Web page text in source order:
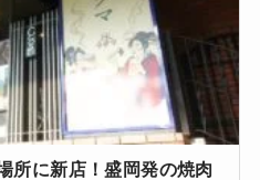
所に新店！盛岡発の焼肉